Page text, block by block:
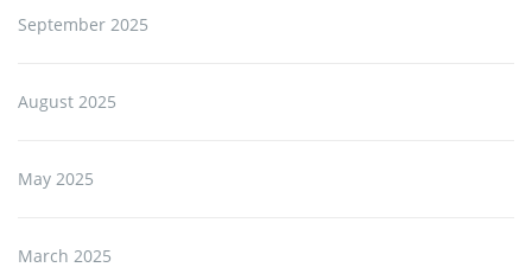
September 2025
August 2025
May 2025
March 2025